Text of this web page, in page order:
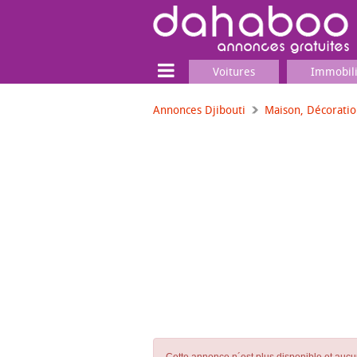
Voitures
Annonces Djibouti Maison,